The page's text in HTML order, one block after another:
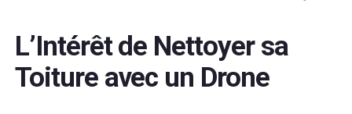
L’Intérêt de Nettoyer sa
Toiture avec un Drone